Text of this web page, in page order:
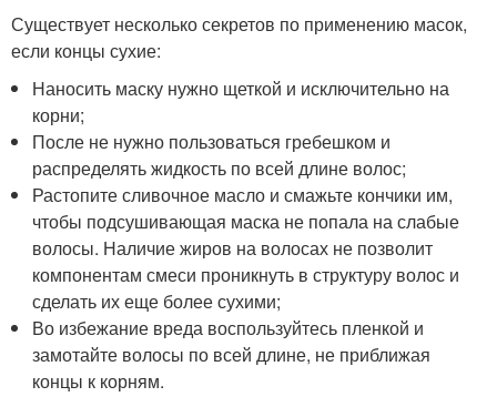
Существует несколько секретов по применению масок,
если концы сухие:
Наносить маску нужно щеткой и исключительно на
корни;
После не нужно пользоваться гребешком и
распределять жидкость по всей длине волос;
Растопите сливочное масло и смажьте кончики им,
чтобы подсушивающая маска не попала на слабые
волосы. Наличие жиров на волосах не позволит
компонентам смеси проникнуть в структуру волос и
сделать их еще более сухими;
Во избежание вреда воспользуйтесь пленкой и
замотайте волосы по всей длине, не приближая
концы к корням.